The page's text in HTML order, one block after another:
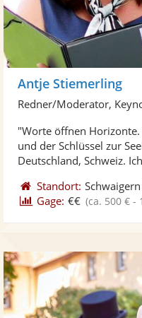
Antje Stiemerling
Redner/Moderator,
"Worte öffnen
und der Schlüssel zur
Deutschland, Schweiz.
Standort: Schwaigern
Gage: €€ (ca. 500 €